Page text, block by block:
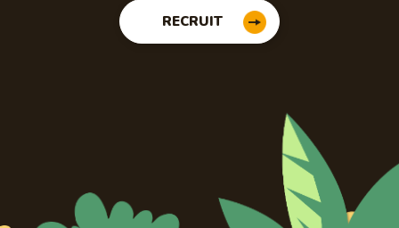
RECRUIT